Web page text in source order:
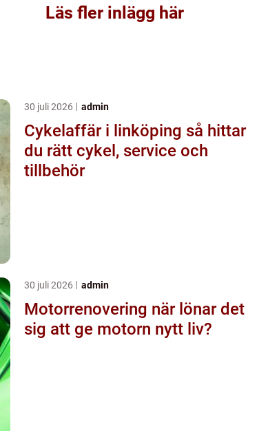
Läs fler inlägg här
30 juli 2026 admin
Cykelaffär i linköping så hittar
du rätt cykel, service och
tillbehör
30 juli 2026 admin
Motorrenovering när lönar det
sig att ge motorn nytt liv?